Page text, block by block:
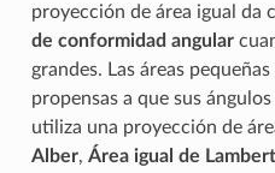
proyección de área igual da
de conformidad angular
grandes. Las áreas
propensas a que sus
utiliza una proyección de
Alber, Área igual de Lambert